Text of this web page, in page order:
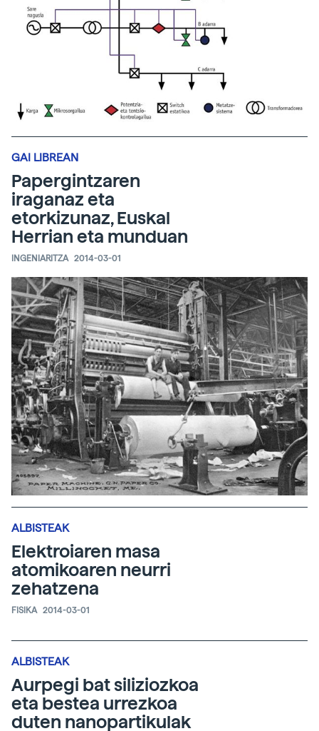
GAI LIBREAN
Papergintzaren
iraganaz eta
etorkizunaz, Euskal
Herrian eta munduan
INGENIARITZA 2014-03-01
ALBISTEAK
Elektroiaren masa
atomikoaren neurri
zehatzena
FISIKA 2014-03-01
ALBISTEAK
Aurpegi bat siliziozkoa
eta bestea urrezkoa
duten nanopartikulak